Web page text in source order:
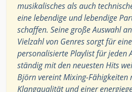
musikalisches als auch
eine lebendige und lebendige
schaffen. Seine große Auswahl
Vielzahl von Genres sorgt für
personalisierte Playlist für jeden
ständig mit den neuesten Hits
Björn vereint Mixing-Fähigkeiten
Klangqualität und einer